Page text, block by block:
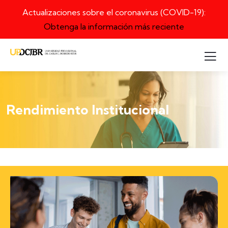
Actualizaciones sobre el coronavirus (COVID-19):
Obtenga la información más reciente
Rendimiento Institucional